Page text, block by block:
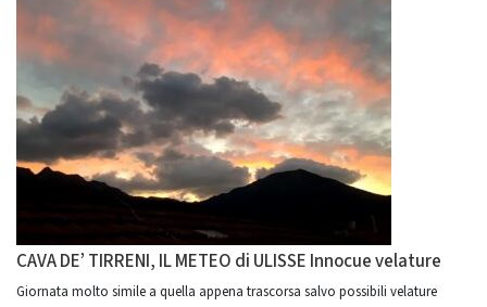
CAVA DE’ TIRRENI, IL METEO di ULISSE Innocue velature
Giornata molto simile a quella appena trascorsa salvo possibili velature